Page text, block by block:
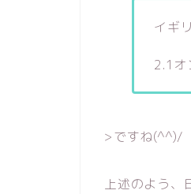
イギ
2.1
>ですね(^^)/
上述のよう